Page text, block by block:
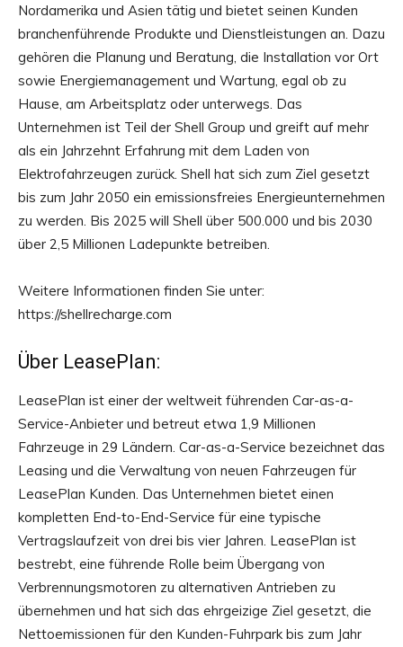
Nordamerika und Asien tätig und bietet seinen Kunden
branchenführende Produkte und Dienstleistungen an. Dazu
gehören die Planung und Beratung, die Installation vor Ort
sowie Energiemanagement und Wartung, egal ob zu
Hause, am Arbeitsplatz oder unterwegs. Das
Unternehmen ist Teil der Shell Group und greift auf mehr
als ein Jahrzehnt Erfahrung mit dem Laden von
Elektrofahrzeugen zurück. Shell hat sich zum Ziel gesetzt
bis zum Jahr 2050 ein emissionsfreies Energieunternehmen
zu werden. Bis 2025 will Shell über 500.000 und bis 2030
über 2,5 Millionen Ladepunkte betreiben.
Weitere Informationen finden Sie unter:
https://shellrecharge.com
Über LeasePlan:
LeasePlan ist einer der weltweit führenden Car-as-a-
Service-Anbieter und betreut etwa 1,9 Millionen
Fahrzeuge in 29 Ländern. Car-as-a-Service bezeichnet das
Leasing und die Verwaltung von neuen Fahrzeugen für
LeasePlan Kunden. Das Unternehmen bietet einen
kompletten End-to-End-Service für eine typische
Vertragslaufzeit von drei bis vier Jahren. LeasePlan ist
bestrebt, eine führende Rolle beim Übergang von
Verbrennungsmotoren zu alternativen Antrieben zu
übernehmen und hat sich das ehrgeizige Ziel gesetzt, die
Nettoemissionen für den Kunden-Fuhrpark bis zum Jahr